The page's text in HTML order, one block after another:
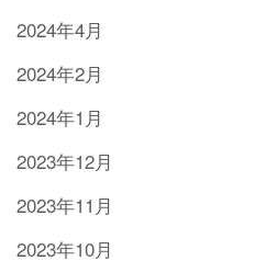
2024年4月
2024年2月
2024年1月
2023年12月
2023年11月
2023年10月